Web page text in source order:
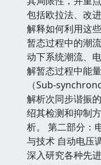
包括欧拉法、改
解释如何利用这
暂态过程中的潮
动下系统潮流、
解暂态过程中能
（Sub-
解析次同步谐振
绍其检测和抑制
析。 第二部分：
与技术 自动电压
深入研究各种先